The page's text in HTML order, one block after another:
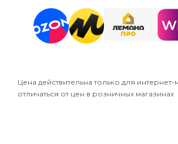
Цена действительна только для
отличаться от цен в розничных магазинах